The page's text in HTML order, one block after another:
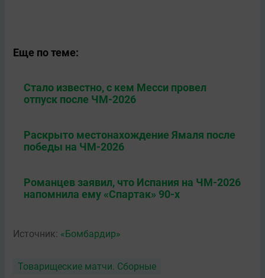
Еще по теме:
Стало известно, с кем Месси провел
отпуск после ЧМ-2026
Раскрыто местонахождение Ямаля после
победы на ЧМ-2026
Романцев заявил, что Испания на ЧМ-2026
напомнила ему «Спартак» 90-х
Источник: «Бомбардир»
Товарищеские матчи. Сборные